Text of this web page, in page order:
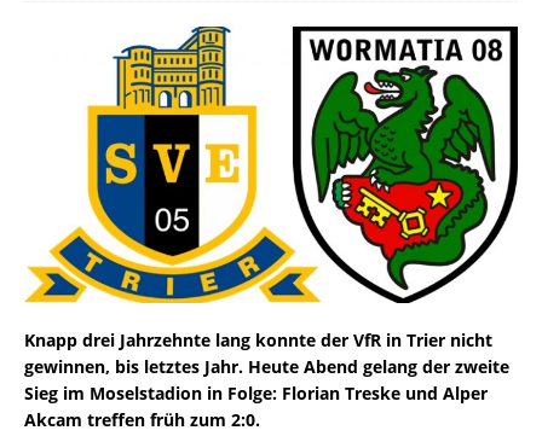
Knapp drei Jahrzehnte lang konnte der VfR in Trier nicht
gewinnen, bis letztes Jahr. Heute Abend gelang der zweite
Sieg im Moselstadion in Folge: Florian Treske und Alper
Akcam treffen früh zum 2:0.